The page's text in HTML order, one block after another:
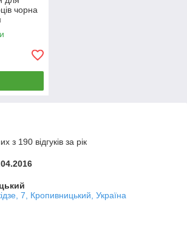
чорна
з 190 відгуків за рік
7, Кропивницький, Україна